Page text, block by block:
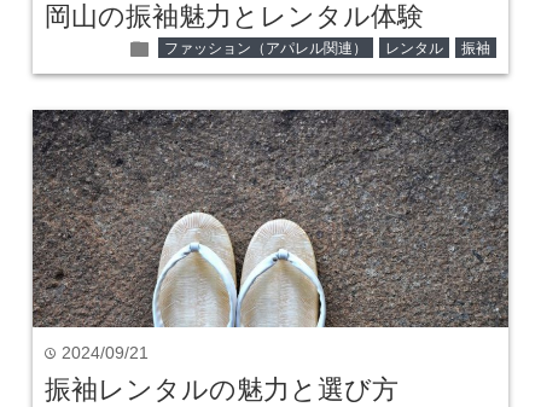
岡山の振袖魅力とレンタル体験
folder ファッション（アパレル関連） レンタル 振袖
time 2024/09/21
振袖レンタルの魅力と選び方